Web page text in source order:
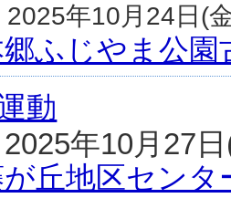
2025年10月24日(
ふじやま公園
動
丘地区センタ